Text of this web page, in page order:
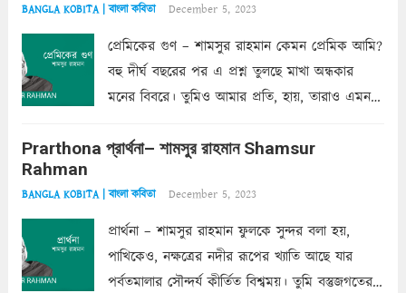
BANGLA KOBITA | বাংলা কবিতা December 5, 2023
প্রেমিকের গুণ – শামসুর রাহমান কেমন প্রেমিক আমি?
বহু দীর্ঘ বছরের পর এ প্রশ্ন তুলছে মাখা অন্ধকার
মনের বিবরে। তুমিও আমার প্রতি, হায়, তারাও এমন
একান্ত জরুরি- নইলে একটি দেয়াল নিমেষেই ভীষণ
Prarthona প্রার্থনা– শামসুর রাহমান Shamsur
Rahman
BANGLA KOBITA | বাংলা কবিতা December 5, 2023
প্রার্থনা – শামসুর রাহমান ফুলকে সুন্দর বলা হয়,
পাখিকেও, নক্ষত্রের নদীর রূপের খ্যাতি আছে যার
পর্বতমালার সৌন্দর্য কীর্তিত বিশ্বময়। তুমি বস্তুজগতের